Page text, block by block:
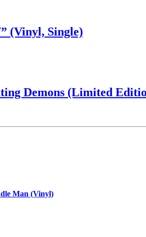
(Vinyl, Single)
Demons (Limited
Man (Vinyl)